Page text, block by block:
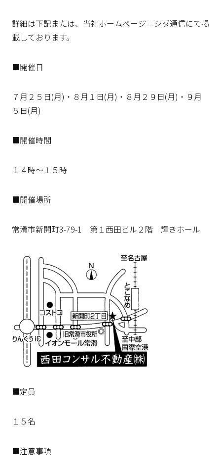
詳細は下記または、当社ホームページニシダ通信にて掲
載しております。
■開催日
７月２５日(月)・８月１日(月)・８月２９日(月)・９月
５日(月)
■開催時間
１４時～１５時
■開催場所
常滑市新開町3-79-1 第１西田ビル２階 輝きホール
■定員
１５名
■注意事項